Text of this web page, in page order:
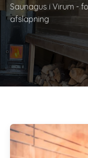
Saunagus i Virum -
afslapning